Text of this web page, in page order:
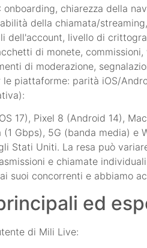
onboarding, chiarezza della
della chiamata/
dell'account, livello di
di monete,
di moderazione,
piattaforme: parità iOS/
17), Pixel 8 (Android 14),
Gbps), 5G (banda media) e
Stati Uniti. La resa può
e chiamate
suoi concorrenti e abbiamo
ed
di Mili Live: